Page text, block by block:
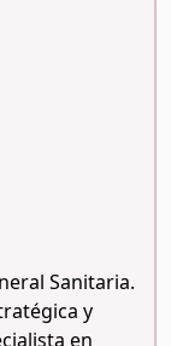
Sanitaria.
y
en